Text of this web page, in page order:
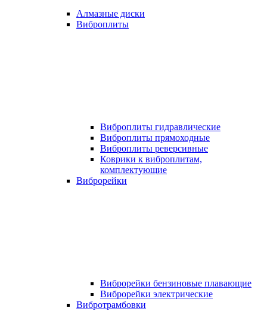
Алмазные диски
Виброплиты
Виброплиты гидравлические
Виброплиты прямоходные
Виброплиты реверсивные
Коврики к виброплитам,
комплектующие
Виброрейки
Виброрейки бензиновые плавающие
Виброрейки электрические
Вибротрамбовки